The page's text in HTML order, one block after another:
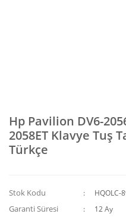
Hp Pavilion DV6-
2058ET Klavye Tuş
Türkçe
Stok Kodu HQOLC-
Garanti Süresi 12 Ay